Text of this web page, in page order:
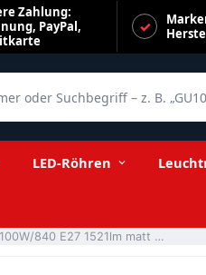
Zahlung:
PayPal,
LED-Röhren
OSRAM LED Star CL A FIL 11-100W/840 E27 1521lm matt nicht dimmbar 2er Pack
matt nicht dimmbar 2er